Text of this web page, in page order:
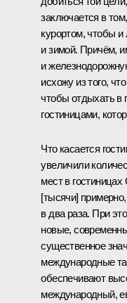
заключается в
курортом, чтобы
и зимой. Причём,
и
исхожу из того,
чтобы отдыхать в
гостиницами,
Что касается
увеличили
мест в
[тысячи]
в два раза. При
новые,
существенное
международные
обеспечивают
международный,